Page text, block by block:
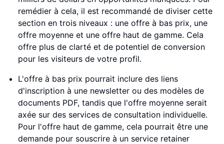
remédier à cela, il est recommandé de diviser cette
section en trois niveaux : une offre à bas prix, une
offre moyenne et une offre haut de gamme. Cela
offre plus de clarté et de potentiel de conversion
pour les visiteurs de votre profil.
L'offre à bas prix pourrait inclure des liens
d'inscription à une newsletter ou des modèles de
documents PDF, tandis que l'offre moyenne serait
axée sur des services de consultation individuelle.
Pour l'offre haut de gamme, cela pourrait être une
demande pour souscrire à un service retainer